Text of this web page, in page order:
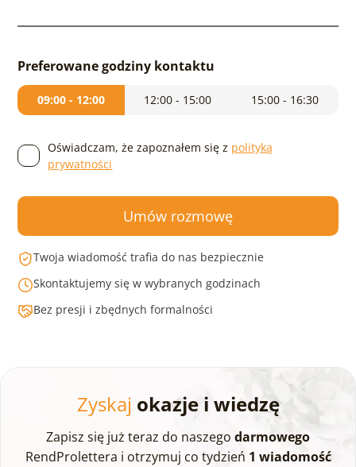
Preferowane godziny kontaktu
09:00 - 12:00 12:00 - 15:00 15:00 - 16:30
Oświadczam, że zapoznałem się z polityką
prywatności
Umów rozmowę
Twoja wiadomość trafia do nas bezpiecznie
Skontaktujemy się w wybranych godzinach
Bez presji i zbędnych formalności
Zyskaj okazje i wiedzę
Zapisz się już teraz do naszego darmowego
RendProlettera i otrzymuj co tydzień 1 wiadomość